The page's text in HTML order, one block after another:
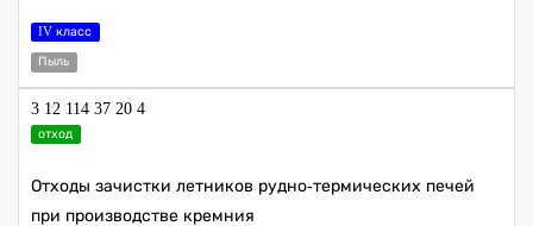
IV класс
Пыль
3 12 114 37 20 4
отход
Отходы зачистки летников рудно-термических печей
при производстве кремния